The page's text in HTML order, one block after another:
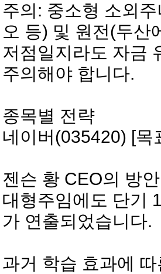
주의: 중소형 소외
오 등) 및 원전(두산
저점일지라도 자금
주의해야 합니다.
종목별 전략
네이버(035420) [목
젠슨 황 CEO의 방
대형주임에도 단기
가 연출되었습니다.
과거 학습 효과에